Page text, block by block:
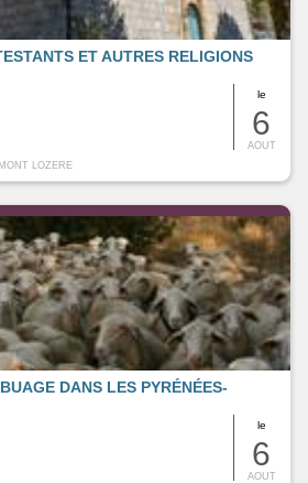
le
6
AOUT
ET AUTRES RELIGIONS
LOZERE
le
6
AOUT
DANS LES PYRÉNÉES-